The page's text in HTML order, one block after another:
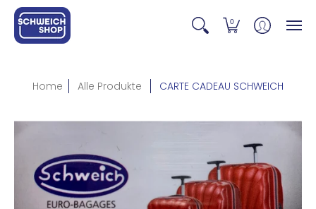
0
Home Alle Produkte CARTE CADEAU SCHWEICH